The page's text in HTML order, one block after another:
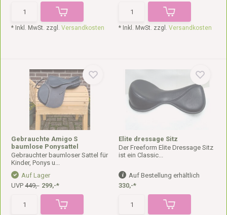
* Inkl. MwSt. zzgl.Versandkosten * Inkl. MwSt. zzgl. Versandkosten
Gebrauchte Amigo S
baumlose Ponysattel
Gebrauchter baumloser Sattel für
Kinder, Ponys u...
Auf Lager
UVP449,- 299,-*
Elite dressage Sitz
Der Freeform Elite Dressage Sitz
ist ein Classic...
Auf Bestellung erhältlich
330,-*